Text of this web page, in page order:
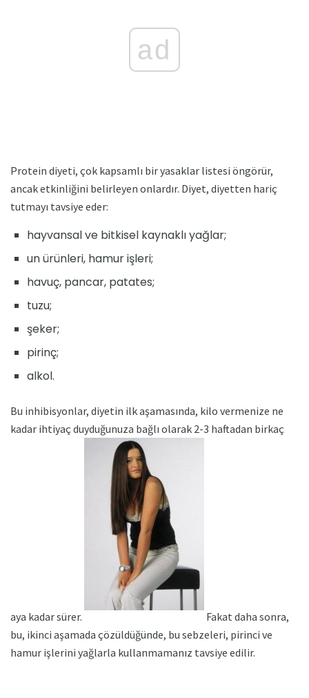
ad
Protein diyeti, çok kapsamlı bir yasaklar listesi öngörür,
ancak etkinliğini belirleyen onlardır. Diyet, diyetten hariç
tutmayı tavsiye eder:
hayvansal ve bitkisel kaynaklı yağlar;
un ürünleri, hamur işleri;
havuç, pancar, patates;
tuzu;
şeker;
pirinç;
alkol.
Bu inhibisyonlar, diyetin ilk aşamasında, kilo vermenize ne
kadar ihtiyaç duyduğunuza bağlı olarak 2-3 haftadan birkaç
aya kadar sürer.
Fakat daha sonra,
bu, ikinci aşamada çözüldüğünde, bu sebzeleri, pirinci ve
hamur işlerini yağlarla kullanmamanız tavsiye edilir.